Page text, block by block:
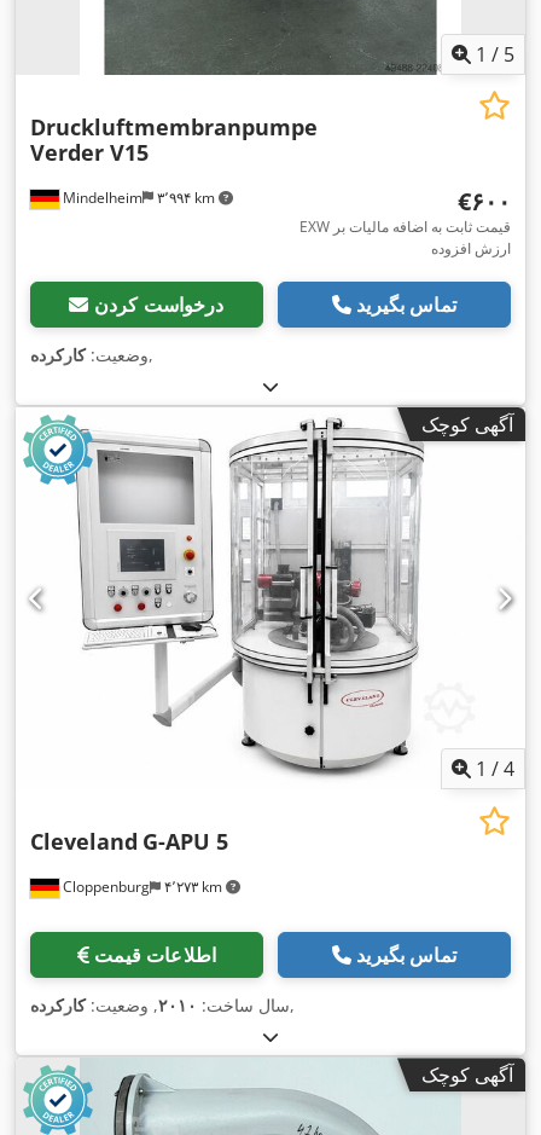
1 / 5
Mindelheim ۳٬۹۹۴ km
Druckluftmembranpumpe
Verder V15
‎€۶۰۰
EXW قیمت ثابت به اضافه مالیات بر
ارزش افزوده
درخواست کردن تماس بگیرید
وضعیت:کارکرده ,
آگهی کوچک
1 /4
Cloppenburg ۴٬۲۷۳ km
Cleveland G-APU 5
اطلاعات قیمت تماس بگیرید
سال ساخت: ۲۰۱۰, وضعیت:کارکرده ,
آگهی کوچک